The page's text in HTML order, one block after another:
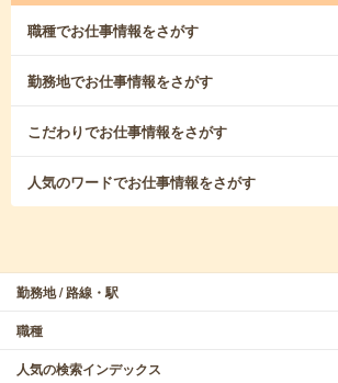
職種でお仕事情報をさがす
勤務地でお仕事情報をさがす
こだわりでお仕事情報をさがす
人気のワードでお仕事情報をさがす
勤務地 / 路線・駅
職種
人気の検索インデックス